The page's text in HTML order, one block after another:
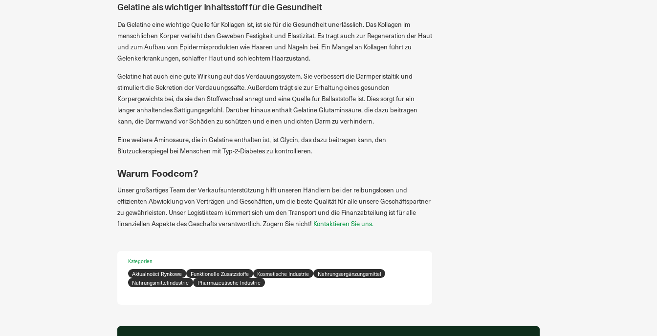
Gelatine als wichtiger Inhaltsstoff für die Gesundheit
Da Gelatine eine wichtige Quelle für Kollagen ist, ist sie für die Gesundheit unerlässlich. Das Kollagen im
menschlichen Körper verleiht den Geweben Festigkeit und Elastizität. Es trägt auch zur Regeneration der Haut
und zum Aufbau von Epidermisprodukten wie Haaren und Nägeln bei. Ein Mangel an Kollagen führt zu
Gelenkerkrankungen, schlaffer Haut und schlechtem Haarzustand.
Gelatine hat auch eine gute Wirkung auf das Verdauungssystem. Sie verbessert die Darmperistaltik und
stimuliert die Sekretion der Verdauungssäfte. Außerdem trägt sie zur Erhaltung eines gesunden
Körpergewichts bei, da sie den Stoffwechsel anregt und eine Quelle für Ballaststoffe ist. Dies sorgt für ein
länger anhaltendes Sättigungsgefühl. Darüber hinaus enthält Gelatine Glutaminsäure, die dazu beitragen
kann, die Darmwand vor Schäden zu schützen und einen undichten Darm zu verhindern.
Eine weitere Aminosäure, die in Gelatine enthalten ist, ist Glycin, das dazu beitragen kann, den
Blutzuckerspiegel bei Menschen mit Typ-2-Diabetes zu kontrollieren.
Warum Foodcom?
Unser großartiges Team der Verkaufsunterstützung hilft unseren Händlern bei der reibungslosen und
effizienten Abwicklung von Verträgen und Geschäften, um die beste Qualität für alle unsere Geschäftspartner
zu gewährleisten. Unser Logistikteam kümmert sich um den Transport und die Finanzabteilung ist für alle
finanziellen Aspekte des Geschäfts verantwortlich. Zögern Sie nicht! Kontaktieren Sie uns.
Kategorien
Aktualności Rynkowe Funktionelle Zusatzstoffe Kosmetische Industrie
Nahrungsergänzungsmittel
Nahrungsmittelindustrie
Pharmazeutische Industrie